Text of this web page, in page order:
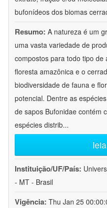
bufonídeos dos biomas
Resumo: A natureza é um
uma vasta variedade de
compostos para todo tipo de
floresta amazônica e o
biodiversidade de fauna e
potencial. Dentre as
de sapos Bufonidae contém
espécies distrib...
Instituição/UF/País:
- MT - Brasil
Vigência: Thu Jan 25